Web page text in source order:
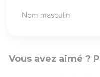
Nom masculin
Vous avez aimé ?